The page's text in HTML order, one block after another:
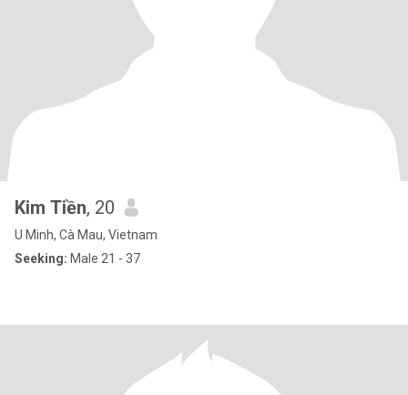
Kim Tiền, 20
U Minh, Cà Mau, Vietnam
Seeking: Male 21 - 37